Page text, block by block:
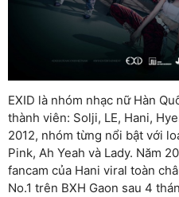
EXID là nhóm nhạc nữ Hàn
thành viên: Solji, LE, Hani,
2012, nhóm từng nổi bật với
Pink, Ah Yeah và Lady. Năm
fancam của Hani viral toàn
No.1 trên BXH Gaon sau 4